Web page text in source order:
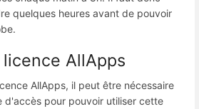
quelques heures avant de pouvoir
AllApps
AllApps, il peut être nécessaire
d'accès pour pouvoir utiliser cette